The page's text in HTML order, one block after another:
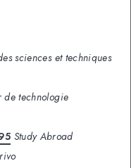
sciences et techniques
de technologie
Study Abroad